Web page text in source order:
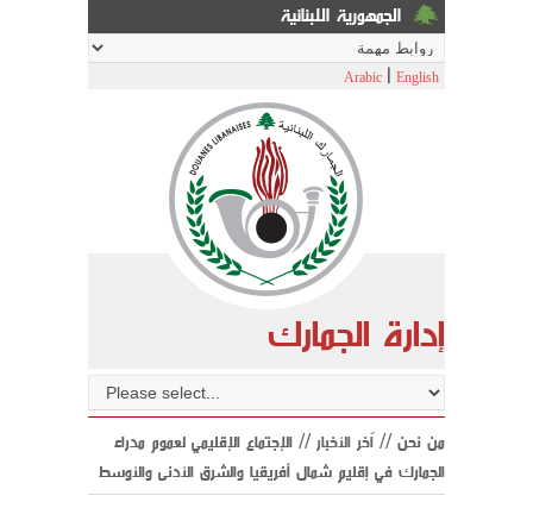
الجمهورية اللبنانية
Arabic English
إدارة الجمارك
من نحن // اّخر الأخبار// الإجتماع الإقليمي لعموم مدراء
الجمارك في إقليم شمال أفريقيا والشرق الأدنى والأوسط